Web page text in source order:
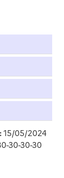
15/05/2024
30-30-30